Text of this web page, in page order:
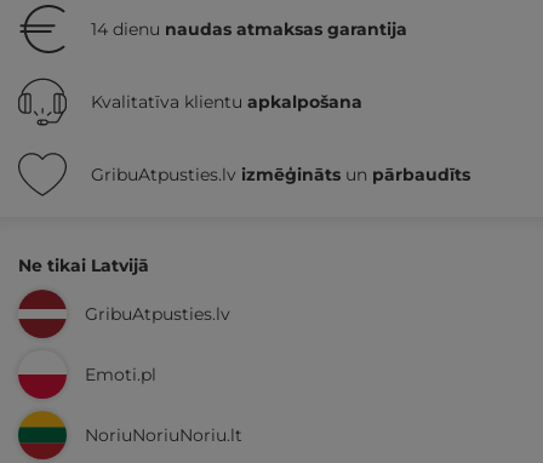
14 dienu naudas atmaksas garantija
Kvalitatīva klientu apkalpošana
GribuAtpusties.lv izmēģināts un pārbaudīts
Ne tikai Latvijā
GribuAtpusties.lv
Emoti.pl
NoriuNoriuNoriu.lt